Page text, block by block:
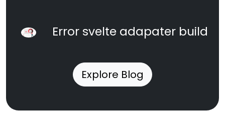
Error svelte adapater build
Explore Blog